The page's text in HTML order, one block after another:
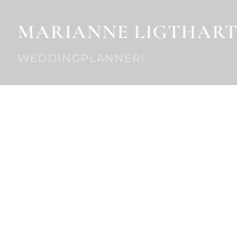
MARIANNE LIGTHART
WEDDINGPLANNER!